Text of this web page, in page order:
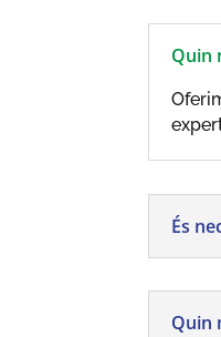
Quin
És
Quin